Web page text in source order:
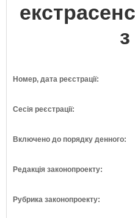
Номер, дата реєстрації:
Сесія реєстрації:
Включено до порядку денного:
Редакція законопроекту:
Рубрика законопроекту: